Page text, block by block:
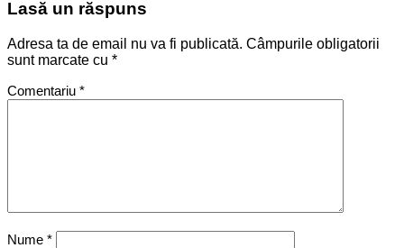
Lasă un răspuns
Adresa ta de email nu va fi publicată. Câmpurile obligatorii
sunt marcate cu *
Comentariu *
Nume *